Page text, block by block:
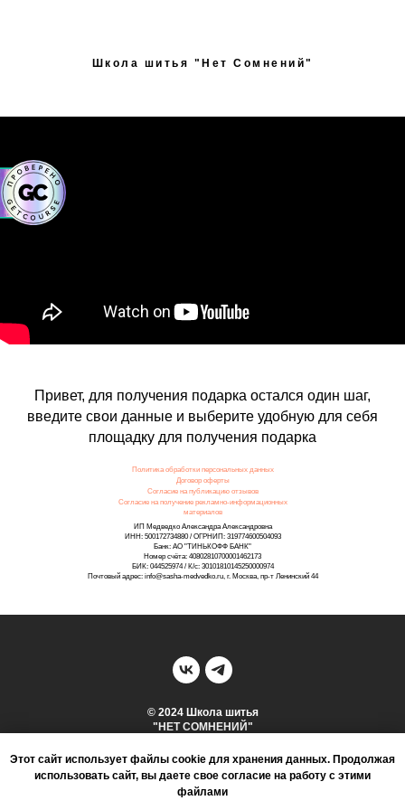
Школа шитья "Нет Сомнений"
Привет, для получения подарка остался один шаг,
введите свои данные и выберите удобную для себя
площадку для получения подарка
ИП Медведко Александра Александровна
ИНН: 500172734880 / ОГРНИП: 319774600504093
Банк: АО "ТИНЬКОФФ БАНК"
Номер счёта: 40802810700001462173
БИК: 044525974 / К/с: 30101810145250000974
Почтовый адрес: info@sasha-medvedko.ru, г. Москва, пр-т Ленинский 44
Политика обработки персональных данных
Договор оферты
Согласие на публикацию отзывов
Согласие на получение рекламно-информационных
материалов
© 2024 Школа шитья
"НЕТ СОМНЕНИЙ"
НАВЕРХ
Этот сайт использует файлы cookie для хранения данных. Продолжая
использовать сайт, вы даете свое согласие на работу с этими
файлами